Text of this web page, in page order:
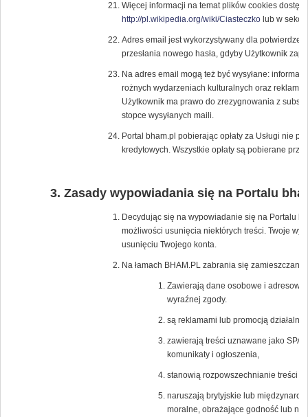
Więcej informacji na temat plików cookies
http://pl.wikipedia.org/wiki/Ciasteczkolub w sekcji
Adres email jest wykorzystywany dla
przesłania nowego hasła, gdyby Użytkownik
Na adres email mogą też być wysyłane:
rożnych wydarzeniach kulturalnych oraz reklamy
Użytkownik ma prawo do zrezygnowania z
stopce wysyłanych maili.
Portal bham.pl pobierając opłaty za Usługi nie
kredytowych. Wszystkie opłaty są pobierane
Zasady wypowiadania się na Portalu
Decydując się na wypowiadanie się na Portalu
możliwości usunięcia niektórych treści. Twoje
usunięciu Twojego konta.
Na łamach BHAM.PL zabrania się
Zawierają dane osobowe i
wyraźnej zgody.
są reklamami lub promocją
zawierają treści uznawane jako
komunikaty i ogłoszenia,
stanowią rozpowszechnianie treści
naruszają brytyjskie lub
moralne, obrażające godność lub